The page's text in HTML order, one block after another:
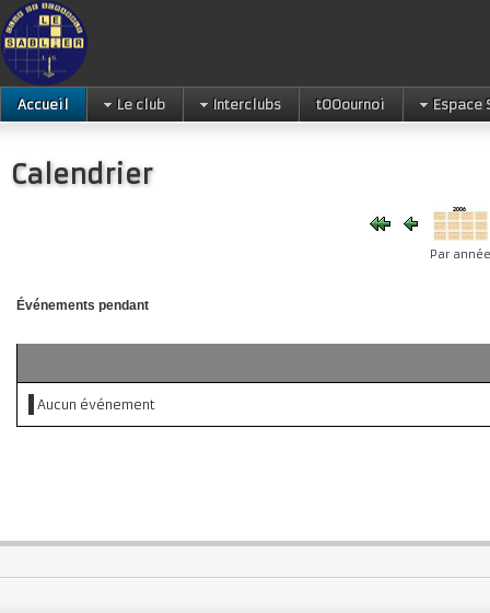
Accueil Le club Interclubs tOOournoi Espace
Calendrier
Par année
Événements pendant
Aucun événement